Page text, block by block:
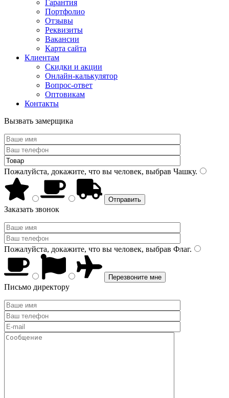
Гарантия
Портфолио
Отзывы
Реквизиты
Вакансии
Карта сайта
Клиентам
Скидки и акции
Онлайн-калькулятор
Вопрос-ответ
Оптовикам
Контакты
Вызвать замерщика
Пожалуйста, докажите, что вы человек, выбрав Чашку.
Заказать звонок
Пожалуйста, докажите, что вы человек, выбрав Флаг.
Письмо директору